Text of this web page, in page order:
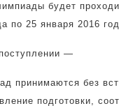
будет
по 25 января 2016
—
принимаются без
подготовки,